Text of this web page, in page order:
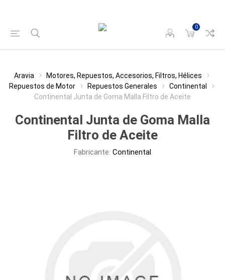
0
Aravia
Motores, Repuestos, Accesorios, Filtros, Hélices
Repuestos de Motor
Repuestos Generales
Continental
Continental Junta de Goma Malla Filtro de Aceite
Continental Junta de Goma Malla
Filtro de Aceite
Fabricante: Continental